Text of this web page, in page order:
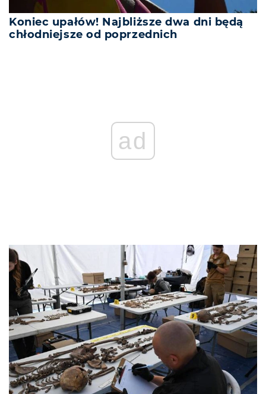
Koniec upałów! Najbliższe dwa dni będą
chłodniejsze od poprzednich